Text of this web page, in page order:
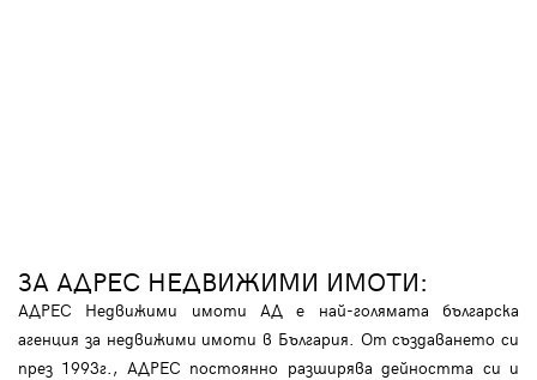
ЗА АДРЕС НЕДВИЖИМИ ИМОТИ:
АДРЕС Недвижими имоти АД е най-голямата българска
агенция за недвижими имоти в България. От създаването си
през 1993г., АДРЕС постоянно разширява дейността си и